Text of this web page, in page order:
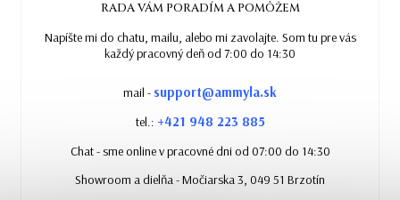
RADA VÁM PORADÍM A POMÔŽEM
Napíšte mi do chatu, mailu, alebo mi zavolajte. Som tu pre vás
každý pracovný deň od 7:00 do 14:30
mail - support@ammyla.sk
tel.: +421 948 223 885
Chat - sme online v pracovné dni od 07:00 do 14:30
Showroom a dielňa - Močiarska 3, 049 51 Brzotín